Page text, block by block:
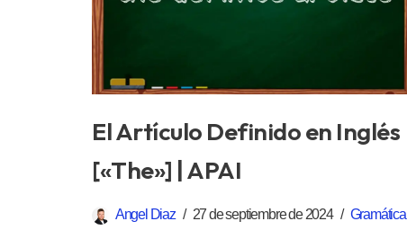
El Artículo Definido en Inglés
[«The»] | APAI
Angel Diaz 27 de septiembre de 2024 Gramática